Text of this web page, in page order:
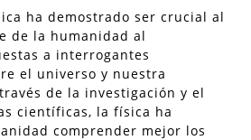
ha demostrado ser crucial al
de la humanidad al
a interrogantes
el universo y nuestra
de la investigación y el
científicas, la física ha
comprender mejor los